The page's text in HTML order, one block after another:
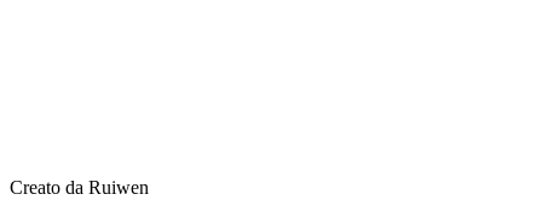
Creato da Ruiwen